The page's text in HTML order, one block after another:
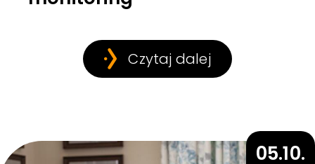
Czytaj dalej
05.10.